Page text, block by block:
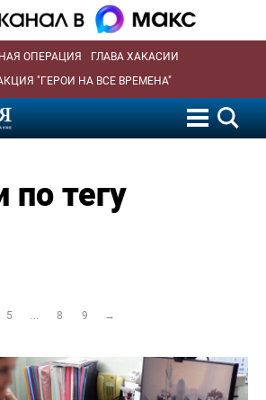
ОПЕРАЦИЯ
ГЛАВА ХАКАСИИ
"ГЕРОИ НА ВСЕ ВРЕМЕНА"
по тегу
5 8 9 →